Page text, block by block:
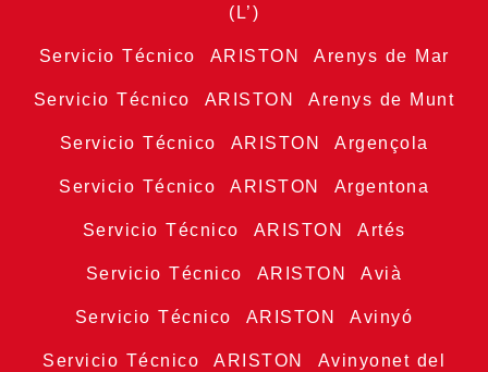
(L’)
Servicio Técnico ARISTON Arenys de Mar
Servicio Técnico ARISTON Arenys de Munt
Servicio Técnico ARISTON Argençola
Servicio Técnico ARISTON Argentona
Servicio Técnico ARISTON Artés
Servicio Técnico ARISTON Avià
Servicio Técnico ARISTON Avinyó
Servicio Técnico ARISTON Avinyonet del